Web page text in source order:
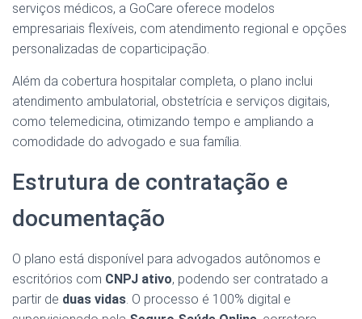
serviços médicos, a GoCare oferece modelos
empresariais flexíveis, com atendimento regional e opções
personalizadas de coparticipação.
Além da cobertura hospitalar completa, o plano inclui
atendimento ambulatorial, obstetrícia e serviços digitais,
como telemedicina, otimizando tempo e ampliando a
comodidade do advogado e sua família.
Estrutura de contratação e
documentação
O plano está disponível para advogados autônomos e
escritórios com CNPJ ativo, podendo ser contratado a
partir de duas vidas. O processo é 100% digital e